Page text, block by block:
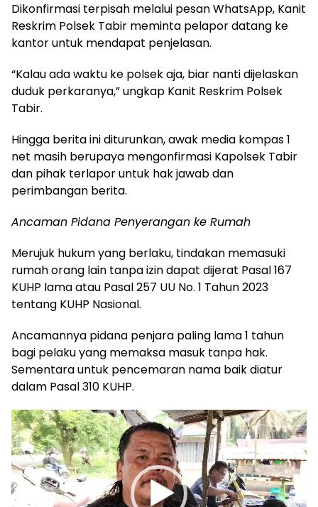
Dikonfirmasi terpisah melalui pesan WhatsApp, Kanit
Reskrim Polsek Tabir meminta pelapor datang ke
kantor untuk mendapat penjelasan.
“Kalau ada waktu ke polsek aja, biar nanti dijelaskan
duduk perkaranya,” ungkap Kanit Reskrim Polsek
Tabir.
Hingga berita ini diturunkan, awak media kompas 1
net masih berupaya mengonfirmasi Kapolsek Tabir
dan pihak terlapor untuk hak jawab dan
perimbangan berita.
Ancaman Pidana Penyerangan ke Rumah
Merujuk hukum yang berlaku, tindakan memasuki
rumah orang lain tanpa izin dapat dijerat Pasal 167
KUHP lama atau Pasal 257 UU No. 1 Tahun 2023
tentang KUHP Nasional.
Ancamannya pidana penjara paling lama 1 tahun
bagi pelaku yang memaksa masuk tanpa hak.
Sementara untuk pencemaran nama baik diatur
dalam Pasal 310 KUHP.
Pemutar
Video